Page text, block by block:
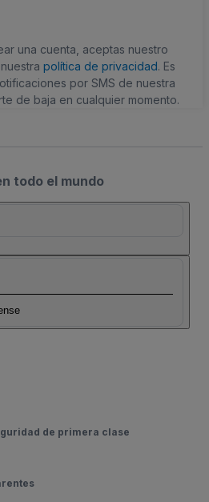
una cuenta, aceptas nuestro
política de privacidad. Es
por SMS de nuestra
de baja en cualquier momento.
todo el mundo
de primera clase